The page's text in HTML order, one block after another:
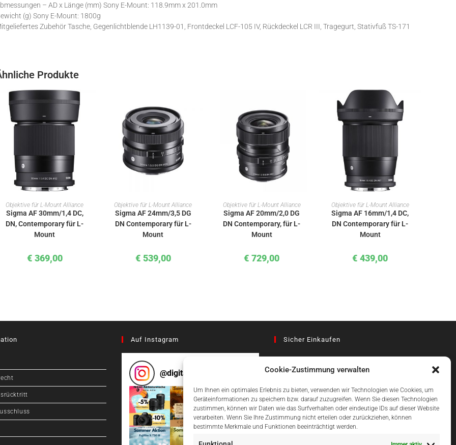
Cookie-Zustimmung verwalten
Um Ihnen ein optimales Erlebnis zu bieten, verwenden wir Technologien wie Cookies, um
Geräteinformationen zu speichern bzw. darauf zuzugreifen. Wenn Sie diesen Technologien
zustimmen, können wir Daten wie das Surfverhalten oder eindeutige IDs auf dieser Website
verarbeiten. Wenn Sie Ihre Zustimmung nicht erteilen oder zurückziehen, können
bestimmte Merkmale und Funktionen beeinträchtigt werden.
– AD x Länge (mm) Sony E-Mount: 118.9mm x 201.0mm
(g) Sony E-Mount: 1800g
Zubehör Tasche, Gegenlichtblende LH1139-01, Frontdeckel LCF-105 IV, Rückdeckel LCR III, Tragegurt, Stativfuß TS-171
Produkte
IN DEN WARENKORB
Objektive für L-Mount Alliance
Sigma AF 30mm/1,4 DC,
DN, Contemporary für L-
Mount
€ 369,00
IN DEN WARENKORB
Objektive für L-Mount Alliance
Sigma AF 24mm/3,5 DG
DN Contemporary für L-
Mount
€ 539,00
IN DEN WARENKORB
Objektive für L-Mount Alliance
Sigma AF 20mm/2,0 DG
DN Contemporary, für L-
Mount
€ 729,00
IN DEN WARENKORB
Objektive für L-Mount Alliance
Sigma AF 16mm/1,4 DC,
DN Contemporary für L-
Mount
€ 439,00
Auf Instagram
@digitalcameragraz
Sicher Einkaufen
Einfach Online Bezahlen